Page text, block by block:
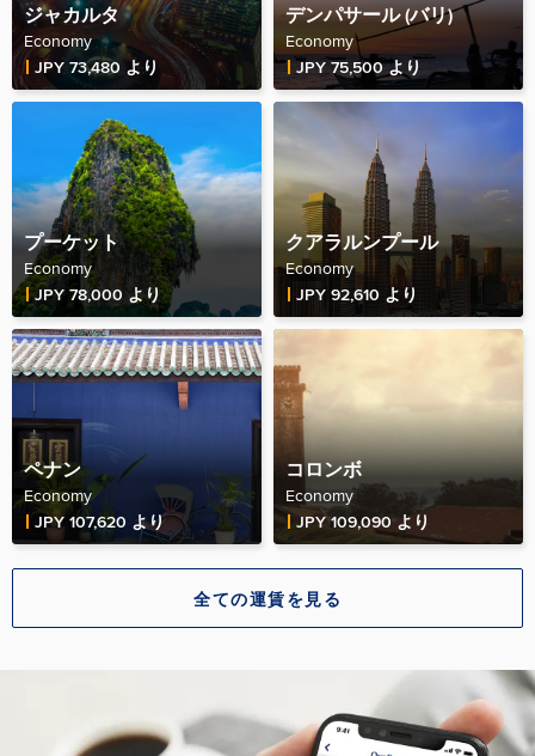
ジャカルタ
Economy
Fare Price
JPY 73,480 より
デンパサール (バリ)
Economy
Fare Price
JPY 75,500 より
プーケット
Economy
Fare Price
JPY 78,000 より
クアラルンプール
Economy
Fare Price
JPY 92,610 より
ペナン
Economy
Fare Price
JPY 107,620 より
コロンボ
Economy
Fare Price
JPY 109,090 より
全ての運賃を見る